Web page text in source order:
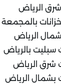
الرياض
بالمجمعة
الرياض
بالرياض
شرق الرياض
بشمال الرياض